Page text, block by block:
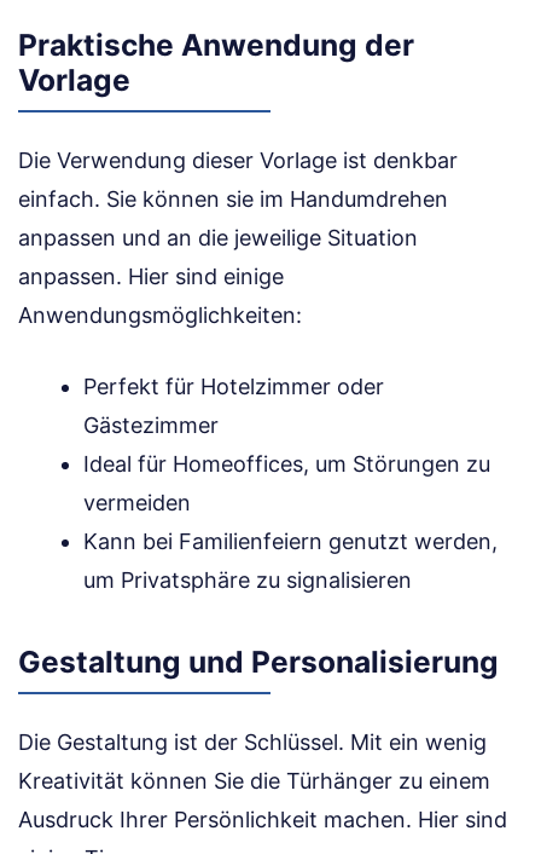
Praktische Anwendung der
Vorlage
Die Verwendung dieser Vorlage ist denkbar
einfach. Sie können sie im Handumdrehen
anpassen und an die jeweilige Situation
anpassen. Hier sind einige
Anwendungsmöglichkeiten:
Perfekt für Hotelzimmer oder
Gästezimmer
Ideal für Homeoffices, um Störungen zu
vermeiden
Kann bei Familienfeiern genutzt werden,
um Privatsphäre zu signalisieren
Gestaltung und Personalisierung
Die Gestaltung ist der Schlüssel. Mit ein wenig
Kreativität können Sie die Türhänger zu einem
Ausdruck Ihrer Persönlichkeit machen. Hier sind